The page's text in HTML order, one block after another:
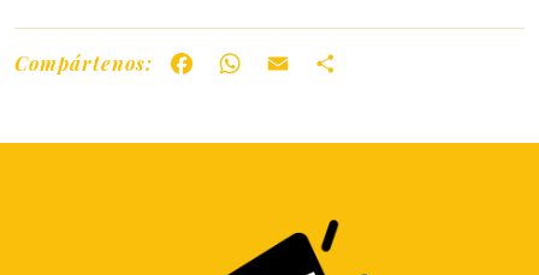
Compártenos: FacebookWhatsApp
Email